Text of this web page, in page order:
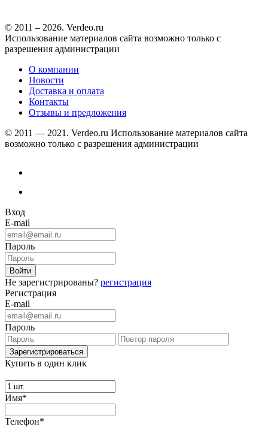
© 2011 – 2026. Verdeo.ru
Использование материалов сайта возможно только с
разрешения администрации
О компании
Новости
Доставка и оплата
Контакты
Отзывы и предложения
© 2011 — 2021. Verdeo.ru Использование материалов сайта
возможно только с разрешения администрации
Вход
E-mail
Пароль
Не зарегистрированы? регистрация
Регистрация
E-mail
Пароль
Купить в один клик
Имя*
Телефон*